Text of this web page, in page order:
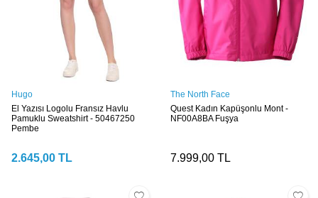
Hugo
El Yazısı Logolu Fransız Havlu
Pamuklu Sweatshirt - 50467250
Pembe
2.645,00 TL
The North Face
Quest Kadın Kapüşonlu Mont -
NF00A8BA Fuşya
7.999,00 TL